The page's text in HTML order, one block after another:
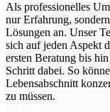
Als professionelles
nur Erfahrung,
Lösungen an. Unser
sich auf jeden Aspekt
ersten Beratung bis
Schritt dabei. So
Lebensabschnitt
zu müssen.